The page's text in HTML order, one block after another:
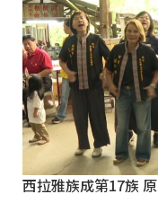
西拉雅族成第17族